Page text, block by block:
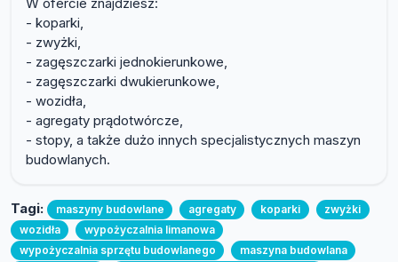
- koparki,
- zwyżki,
- zagęszczarki jednokierunkowe,
- zagęszczarki dwukierunkowe,
- wozidła,
- agregaty prądotwórcze,
- stopy, a także dużo innych specjalistycznych maszyn
budowlanych.
Tagi: maszyny budowlane agregaty koparki
zwyżki
wozidła
wypożyczalnia limanowa
wypożyczalnia sprzętu budowlanego
maszyna budowlana